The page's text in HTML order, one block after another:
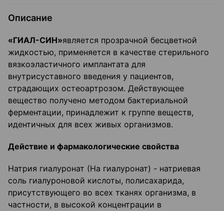
Описание
«ГИАЛ-СИН»является прозрачной бесцветной
жидкостью, применяется в качестве стерильного
вязкоэластичного имплантата для
внутрисуставного введения у пациентов,
страдающих остеоартрозом. Действующее
вещество получено методом бактериальной
ферментации, принадлежит к группе веществ,
идентичных для всех живых организмов.
Действие и фармакологические свойства
Натрия гиалуронат (На гиалуронат) - натриевая
соль гиалуроновой кислоты, полисахарида,
присутствующего во всех тканях организма, в
частности, в высокой концентрации в